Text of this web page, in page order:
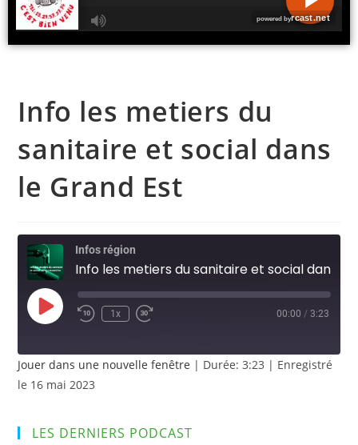
N
E
R
S
T
.
Info les metiers du
sanitaire et social dans
le Grand Est
Infos région
1x 00:00 / 3:23
Jouer dans une nouvelle fenêtre | Durée: 3:23 | Enregistré
le 16 mai 2023
LES DERNIERS PODCAST